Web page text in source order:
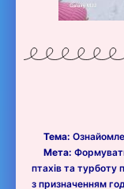
Тема:
Мета:
птахів та турботу
з призначенням